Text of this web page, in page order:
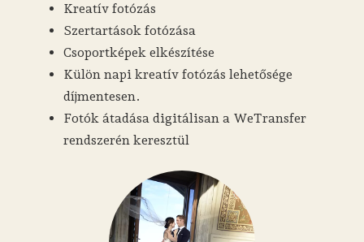
Kreatív fotózás
Szertartások fotózása
Csoportképek elkészítése
Külön napi kreatív fotózás lehetősége
díjmentesen.
Fotók átadása digitálisan a WeTransfer
rendszerén keresztül